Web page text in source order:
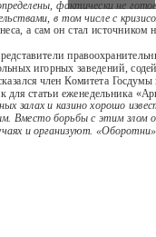
фактически не
в том числе с
а сам он стал источником
игорных заведений,
член Комитета Госдумы
для статьи еженедельника
залах и казино хорошо
Вместо борьбы с этим злом
и организуют.